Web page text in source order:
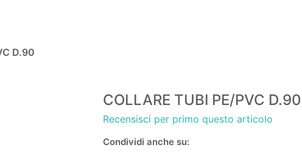
D.90
COLLARE TUBI PE/PVC D.90
Recensisci per primo questo articolo
Condividi anche su: